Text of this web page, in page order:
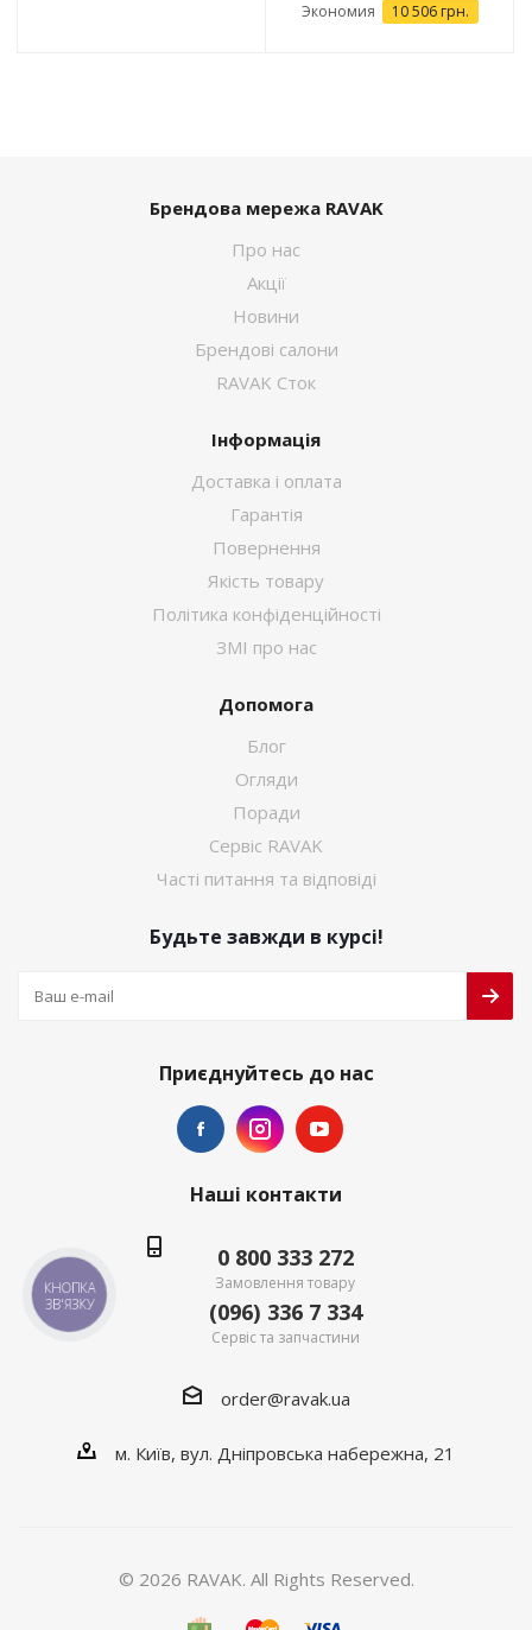
Экономия 10 506 грн.
Брендова мережа RAVAK
Про нас
Акції
Новини
Брендові салони
RAVAK Сток
Інформація
Доставка і оплата
Гарантія
Повернення
Якість товару
Політика конфіденційності
ЗМІ про нас
Допомога
Блог
Огляди
Поради
Сервіс RAVAK
Часті питання та відповіді
Будьте завжди в курсі!
Приєднуйтесь до нас
Наші контакти
0 800 333 272
Замовлення товару
(096) 336 7 334
Сервіс та запчастини
order@ravak.ua
м. Київ, вул. Дніпровська набережна, 21
© 2026 RAVAK. All Rights Reserved.
КНОПКА
ЗВ'ЯЗКУ